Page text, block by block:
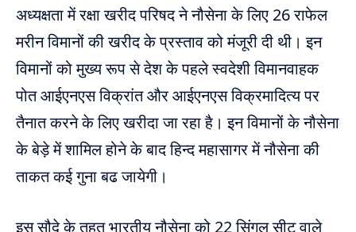
अध्यक्षता में रक्षा खरीद परिषद ने नौसेना के लिए 26 राफेल
मरीन विमानों की खरीद के प्रस्ताव को मंजूरी दी थी। इन
विमानों को मुख्य रूप से देश के पहले स्वदेशी विमानवाहक
पोत आईएनएस विक्रांत और आईएनएस विक्रमादित्य पर
तैनात करने के लिए खरीदा जा रहा है। इन विमानों के नौसेना
के बेड़े में शामिल होने के बाद हिन्द महासागर में नौसेना की
ताकत कई गुना बढ जायेगी।
इस सौदे के तहत भारतीय नौसेना को 22 सिंगल सीट वाले